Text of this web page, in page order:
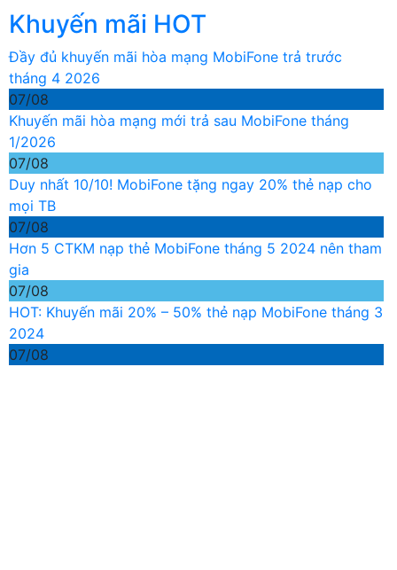
Khuyến mãi HOT
Đầy đủ khuyến mãi hòa mạng MobiFone trả trước
tháng 4 2026
07/08
Khuyến mãi hòa mạng mới trả sau MobiFone tháng
1/2026
07/08
Duy nhất 10/10! MobiFone tặng ngay 20% thẻ nạp cho
mọi TB
07/08
Hơn 5 CTKM nạp thẻ MobiFone tháng 5 2024 nên tham
gia
07/08
HOT: Khuyến mãi 20% – 50% thẻ nạp MobiFone tháng 3
2024
07/08